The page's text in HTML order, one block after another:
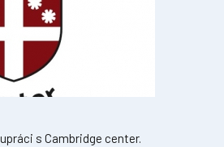
s Cambridge center.